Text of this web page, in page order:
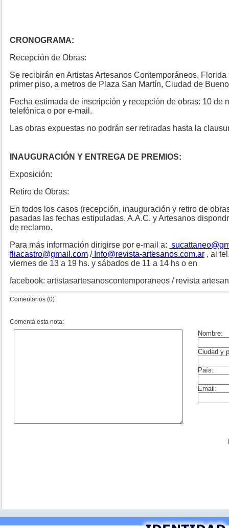
CRONOGRAMA:
Recepción de Obras:
Se recibirán en Artistas Artesanos Contemporáneos,
primer piso, a metros de Plaza San Martín, Ciudad de
Fecha estimada de inscripción y recepción de obras: 10 de
telefónica o por e-mail.
Las obras expuestas no podrán ser retiradas hasta la
INAUGURACIÓN Y ENTREGA DE PREMIOS:
Exposición:
Retiro de Obras:
En todos los casos (recepción, inauguración y retiro de
pasadas las fechas estipuladas, A.A.C. y Artesanos
de reclamo.
Para más información dirigirse por e-mail a:
fliacastro@gmail.com / Info@revista-artesanos.com.ar , al
viernes de 13 a 19 hs. y sábados de 11 a 14 hs o en
facebook: artistasartesanoscontemporaneos / revista
Comentarios (0)
Comentá esta nota: